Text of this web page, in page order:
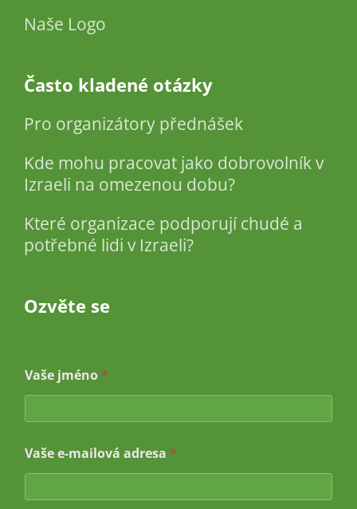
Naše Logo
Často kladené otázky
Pro organizátory přednášek
Kde mohu pracovat jako dobrovolník v
Izraeli na omezenou dobu?
Které organizace podporují chudé a
potřebné lidi v Izraeli?
Ozvěte se
m
é
o
V
a
e
Vaše jméno *
Vaše e-mailová adresa *